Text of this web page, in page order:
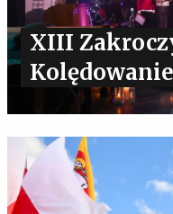
XIII
Kolędowanie